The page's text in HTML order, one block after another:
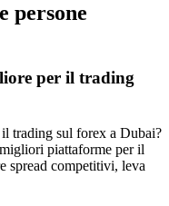
persone
per il trading
trading sul forex a Dubai?
piattaforme per il
spread competitivi, leva